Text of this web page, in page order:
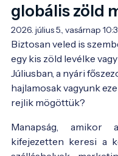
globális zöld
2026. július 5., vasárnap
Biztosan veled is
egy kis zöld levélke
Júliusban, a nyári
hajlamosak vagyunk
rejlik mögöttük?
Manapság, amikor
kifejezetten keresi a